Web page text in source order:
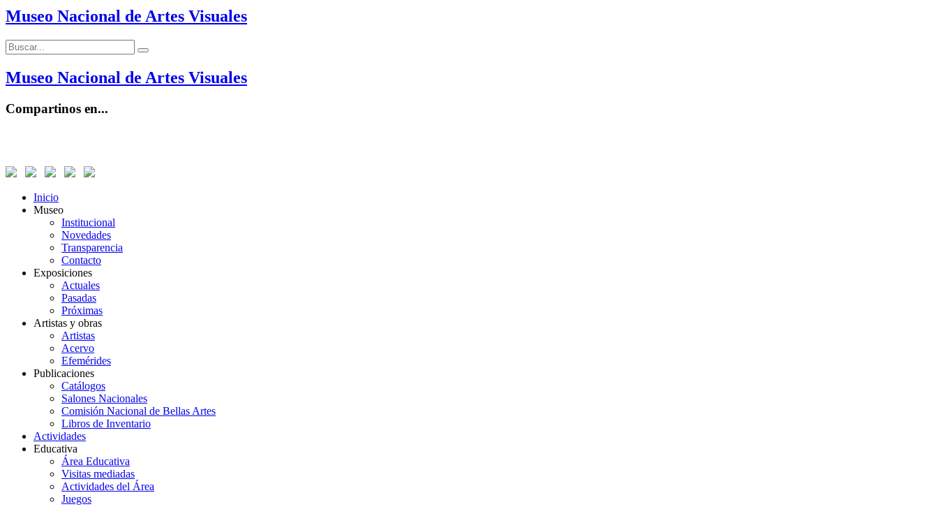
Museo Nacional de Artes Visuales
Buscar:
Buscar
Museo Nacional de Artes Visuales
Compartinos en...
Inicio
Museo
Institucional
Novedades
Transparencia
Contacto
Exposiciones
Actuales
Pasadas
Próximas
Artistas y obras
Artistas
Acervo
Efemérides
Publicaciones
Catálogos
Salones Nacionales
Comisión Nacional de Bellas Artes
Libros de Inventario
Actividades
Educativa
Área Educativa
Visitas mediadas
Actividades del Área
Juegos